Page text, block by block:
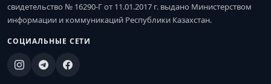
свидетельство № 16290-Г от 11.01.2017 г. выдано Министерством
информации и коммуникаций Республики Казахстан.
СОЦИАЛЬНЫЕ СЕТИ